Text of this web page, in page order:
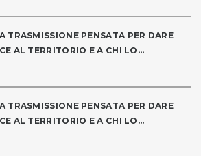
TRASMISSIONE PENSATA PER DARE
AL TERRITORIO E A CHI LO...
TRASMISSIONE PENSATA PER DARE
AL TERRITORIO E A CHI LO...